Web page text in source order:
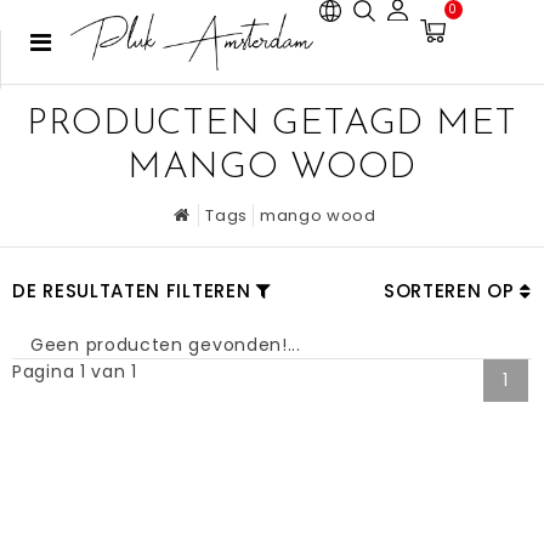
0
PRODUCTEN GETAGD MET
MANGO WOOD
Tags mango wood
DE RESULTATEN FILTEREN SORTEREN OP
Geen producten gevonden!...
Pagina 1 van 1
1